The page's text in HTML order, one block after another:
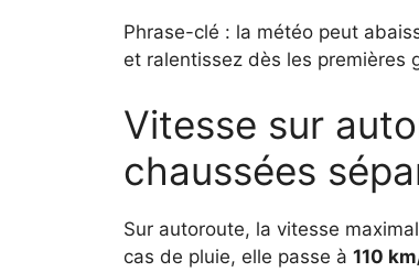
Phrase-clé : la météo peut
et ralentissez dès les premières
Vitesse sur
chaussées
Sur autoroute, la vitesse
cas de pluie, elle passe à 110